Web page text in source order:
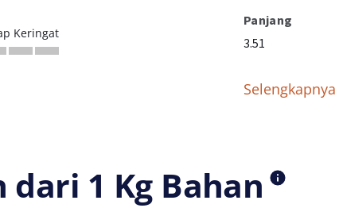
Keringat
Panjang
3.51
Selengkapnya
dari 1 Kg Bahan